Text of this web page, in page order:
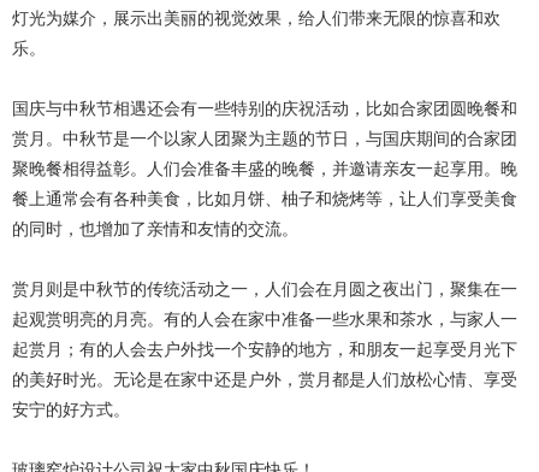
灯光为媒介，展示出美丽的视觉效果，给人们带来无限的惊喜和欢
乐。
国庆与中秋节相遇还会有一些特别的庆祝活动，比如合家团圆晚餐和
赏月。中秋节是一个以家人团聚为主题的节日，与国庆期间的合家团
聚晚餐相得益彰。人们会准备丰盛的晚餐，并邀请亲友一起享用。晚
餐上通常会有各种美食，比如月饼、柚子和烧烤等，让人们享受美食
的同时，也增加了亲情和友情的交流。
赏月则是中秋节的传统活动之一，人们会在月圆之夜出门，聚集在一
起观赏明亮的月亮。有的人会在家中准备一些水果和茶水，与家人一
起赏月；有的人会去户外找一个安静的地方，和朋友一起享受月光下
的美好时光。无论是在家中还是户外，赏月都是人们放松心情、享受
安宁的好方式。